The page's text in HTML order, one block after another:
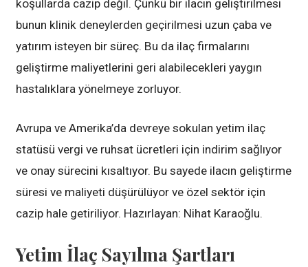
koşullarda cazip değil. Çünkü bir ilacın geliştirilmesi
bunun klinik deneylerden geçirilmesi uzun çaba ve
yatırım isteyen bir süreç. Bu da ilaç firmalarını
geliştirme maliyetlerini geri alabilecekleri yaygın
hastalıklara yönelmeye zorluyor.
Avrupa ve Amerika’da devreye sokulan yetim ilaç
statüsü vergi ve ruhsat ücretleri için indirim sağlıyor
ve onay sürecini kısaltıyor. Bu sayede ilacın geliştirme
süresi ve maliyeti düşürülüyor ve özel sektör için
cazip hale getiriliyor. Hazırlayan: Nihat Karaoğlu.
Yetim İlaç Sayılma Şartları